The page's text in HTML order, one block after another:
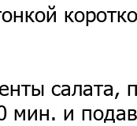
салата,
мин. и